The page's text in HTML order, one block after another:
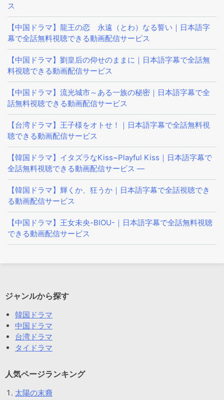
ス
【中国ドラマ】龍王の恋 永遠（とわ）なる誓い｜日本語字
幕で全話無料視聴できる動画配信サービス
【中国ドラマ】劉皇后の仰せのままに｜日本語字幕で全話無
料視聴できる動画配信サービス
【中国ドラマ】流光城市～ある一族の秘密｜日本語字幕で全
話無料視聴できる動画配信サービス
【台湾ドラマ】王子様をオトせ！｜日本語字幕で全話無料視
聴できる動画配信サービス
【韓国ドラマ】イタズラなKiss~Playful Kiss｜日本語字幕で
全話無料視聴できる動画配信サービス —
【韓国ドラマ】輝くか、狂うか｜日本語字幕で全話視聴でき
る動画配信サービス
【中国ドラマ】王女未央-BIOU-｜日本語字幕で全話無料視聴
できる動画配信サービス
ジャンルから探す
韓国ドラマ
中国ドラマ
台湾ドラマ
タイドラマ
人気ページランキング
太陽の末裔